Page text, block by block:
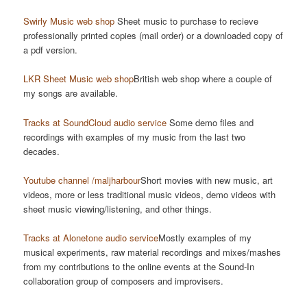
Swirly Music web shop Sheet music to purchase to recieve
professionally printed copies (mail order) or a downloaded copy of
a pdf version.
LKR Sheet Music web shopBritish web shop where a couple of
my songs are available.
Tracks at SoundCloud audio service Some demo files and
recordings with examples of my music from the last two
decades.
Youtube channel /maljharbourShort movies with new music, art
videos, more or less traditional music videos, demo videos with
sheet music viewing/listening, and other things.
Tracks at Alonetone audio serviceMostly examples of my
musical experiments, raw material recordings and mixes/mashes
from my contributions to the online events at the Sound-In
collaboration group of composers and improvisers.